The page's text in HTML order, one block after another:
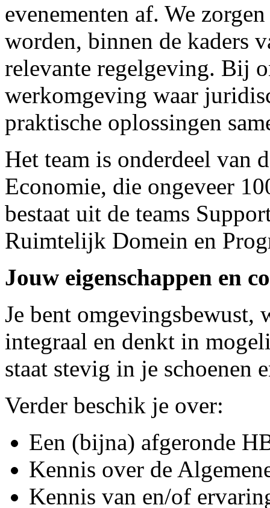
evenementen af. We
worden, binnen de kaders
relevante regelgeving. Bij
werkomgeving waar
praktische oplossingen
Het team is onderdeel van
Economie, die ongeveer
bestaat uit de teams
Ruimtelijk Domein en
Jouw eigenschappen en
Je bent omgevingsbewust,
integraal en denkt in
staat stevig in je schoenen
Verder beschik je over:
Een (bijna) afgeronde
Kennis over de
Kennis van en/of